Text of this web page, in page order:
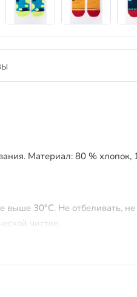
Материал: 80 % хлопок,
выше 30°C. Не отбеливать,
чистке.